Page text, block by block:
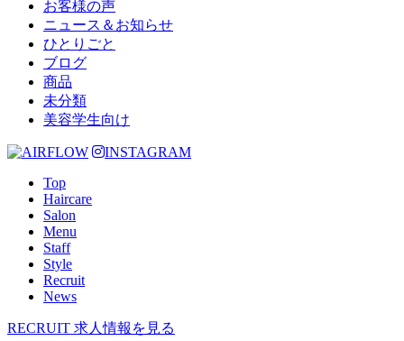
お客様の声
ニュース＆お知らせ
ひとりごと
ブログ
商品
未分類
美容学生向け
INSTAGRAM
Top
Haircare
Salon
Menu
Staff
Style
Recruit
News
RECRUIT 求人情報を見る